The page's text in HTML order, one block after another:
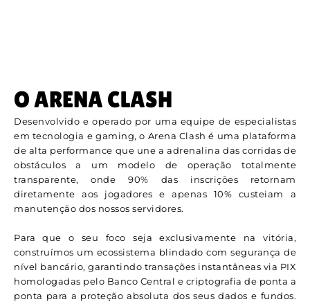
O ARENA CLASH
Desenvolvido e operado por uma equipe de especialistas
em tecnologia e gaming, o Arena Clash é uma plataforma
de alta performance que une a adrenalina das corridas de
obstáculos a um modelo de operação totalmente
transparente, onde 90% das inscrições retornam
diretamente aos jogadores e apenas 10% custeiam a
manutenção dos nossos servidores.
Para que o seu foco seja exclusivamente na vitória,
construímos um ecossistema blindado com segurança de
nível bancário, garantindo transações instantâneas via PIX
homologadas pelo Banco Central e criptografia de ponta a
ponta para a proteção absoluta dos seus dados e fundos.